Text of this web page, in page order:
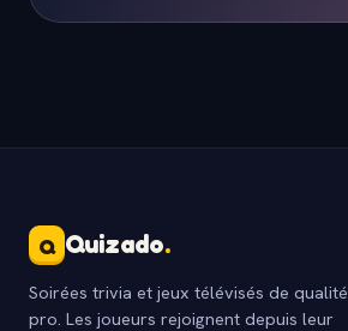
Q Quizado.
Soirées trivia et jeux télévisés de qualité
pro. Les joueurs rejoignent depuis leur